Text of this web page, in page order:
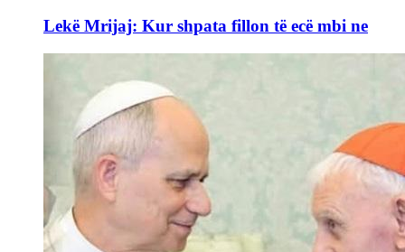
Lekë Mrijaj: Kur shpata fillon të ecë mbi ne